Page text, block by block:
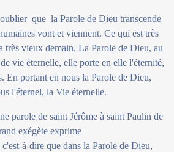
que la Parole de Dieu transcende
vont et viennent. Ce qui est très
très vieux demain. La Parole de Dieu, au
vie éternelle, elle porte en elle l'éternité,
En portant en nous la Parole de Dieu,
l'éternel, la Vie éternelle.
parole de saint Jérôme à saint Paulin de
exégète exprime
à-dire que dans la Parole de Dieu,